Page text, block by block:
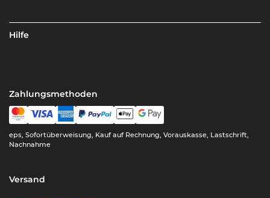
Hilfe
Zahlungsmethoden
eps, Sofortüberweisung, Kauf auf Rechnung, Vorauskasse, Lastschrift,
Nachnahme
Versand